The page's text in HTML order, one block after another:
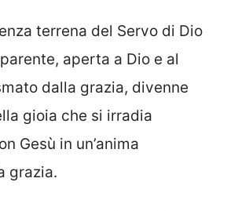
terrena del Servo di Dio
aperta a Dio e al
dalla grazia, divenne
gioia che si irradia
Gesù in un’anima
grazia.